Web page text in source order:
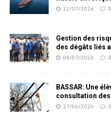
11/07/2026
Gestion des
des dégâts liés
08/07/2026
BASSAR: Une
consultation
27/06/2026